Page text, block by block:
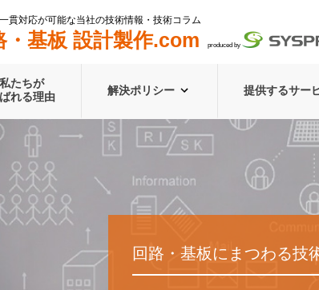
貫対応が可能な当社の技術情報・技術コラム
・基板 設計製作.com produced by
私たちが
れる理由
解決ポリシー 提供するサー
回路・基板にまつわる技